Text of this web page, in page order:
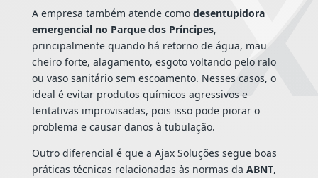
A empresa também atende como desentupidora
emergencial no Parque dos Príncipes,
principalmente quando há retorno de água, mau
cheiro forte, alagamento, esgoto voltando pelo ralo
ou vaso sanitário sem escoamento. Nesses casos, o
ideal é evitar produtos químicos agressivos e
tentativas improvisadas, pois isso pode piorar o
problema e causar danos à tubulação.
Outro diferencial é que a Ajax Soluções segue boas
práticas técnicas relacionadas às normas da ABNT,